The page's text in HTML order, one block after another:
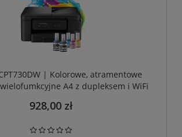
| Kolorowe, atramentowe
A4 z dupleksem i WiFi
928,00 zł